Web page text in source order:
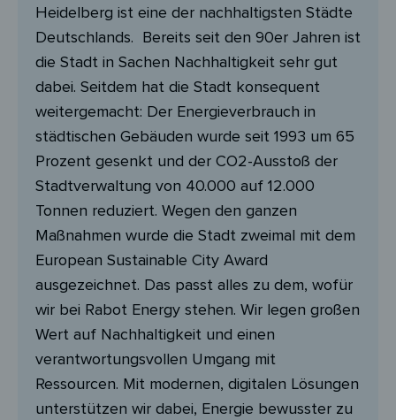
Heidelberg ist eine der nachhaltigsten Städte
Deutschlands. Bereits seit den 90er Jahren ist
die Stadt in Sachen Nachhaltigkeit sehr gut
dabei. Seitdem hat die Stadt konsequent
weitergemacht: Der Energieverbrauch in
städtischen Gebäuden wurde seit 1993 um 65
Prozent gesenkt und der CO2-Ausstoß der
Stadtverwaltung von 40.000 auf 12.000
Tonnen reduziert. Wegen den ganzen
Maßnahmen wurde die Stadt zweimal mit dem
European Sustainable City Award
ausgezeichnet. Das passt alles zu dem, wofür
wir bei Rabot Energy stehen. Wir legen großen
Wert auf Nachhaltigkeit und einen
verantwortungsvollen Umgang mit
Ressourcen. Mit modernen, digitalen Lösungen
unterstützen wir dabei, Energie bewusster zu